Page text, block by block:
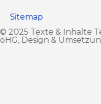
Sitemap
© 2025 Texte & Inhalte
oHG, Design &